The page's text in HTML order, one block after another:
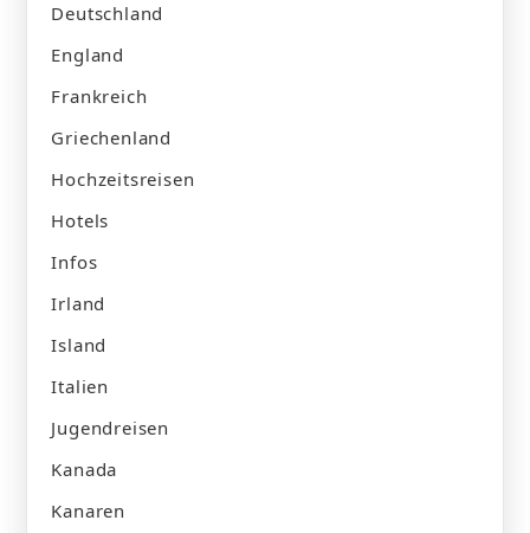
Deutschland
England
Frankreich
Griechenland
Hochzeitsreisen
Hotels
Infos
Irland
Island
Italien
Jugendreisen
Kanada
Kanaren